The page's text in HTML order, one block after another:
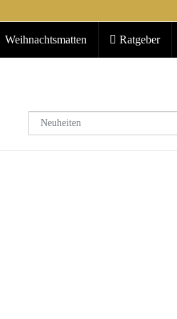
Weihnachtsmatten Ratgeber